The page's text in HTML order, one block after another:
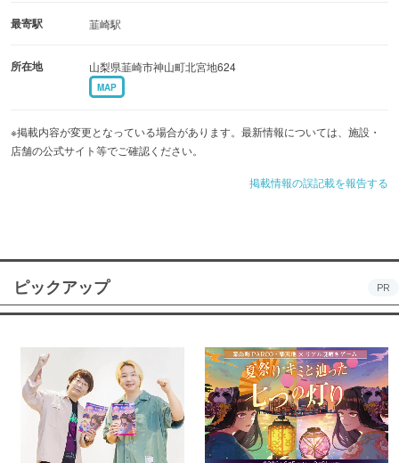
最寄駅 韮崎駅
所在地 山梨県韮崎市神山町北宮地624
MAP
※掲載内容が変更となっている場合があります。最新情報については、施設・
店舗の公式サイト等でご確認ください。
掲載情報の誤記載を報告する
ピックアップ PR